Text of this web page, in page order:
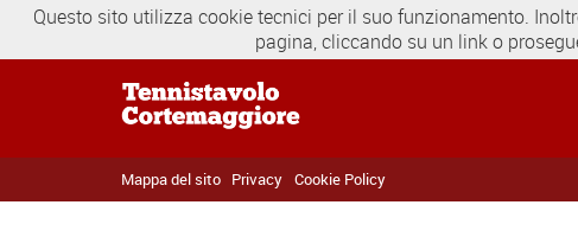
Mappa del sito Privacy Cookie Policy
Questo sito utilizza cookie tecnici per il suo funzionamento.
pagina, cliccando su un link o